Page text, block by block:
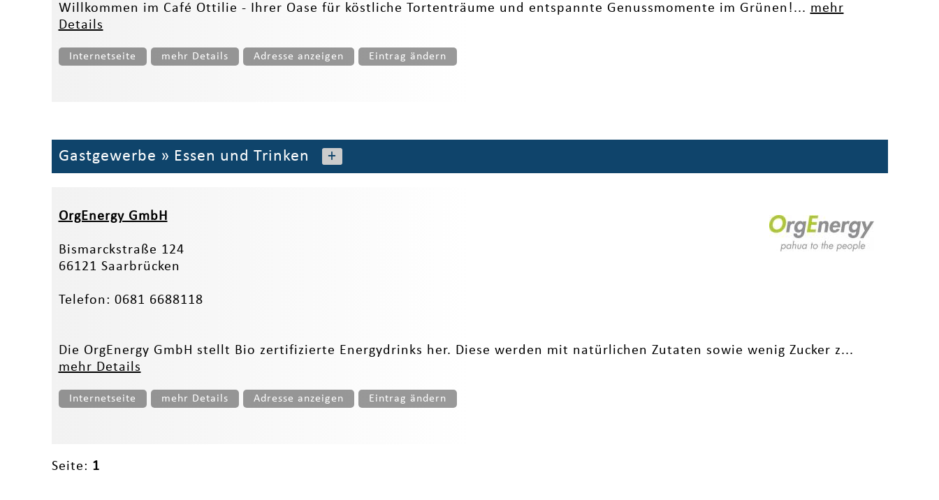
Willkommen im Café Ottilie - Ihrer Oase für köstliche Tortenträume und entspannte Genussmomente im Grünen!... mehr
Details
Internetseite mehr Details Adresse anzeigen Eintrag ändern
Gastgewerbe » Essen und Trinken +
OrgEnergy GmbH
Bismarckstraße 124
66121 Saarbrücken
Telefon: 0681 6688118
Die OrgEnergy GmbH stellt Bio zertifizierte Energydrinks her. Diese werden mit natürlichen Zutaten sowie wenig Zucker z...
mehr Details
Internetseite mehr Details Adresse anzeigen Eintrag ändern
Seite: 1